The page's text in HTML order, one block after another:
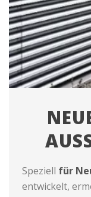
Speziell für
entwickelt,